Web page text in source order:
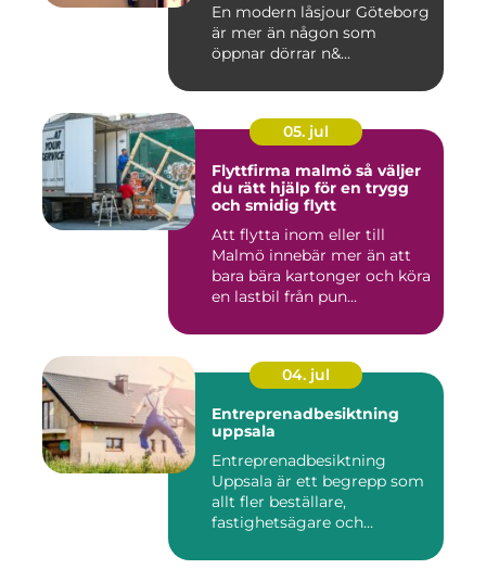
En modern låsjour Göteborg
är mer än någon som
öppnar dörrar n&...
05. jul
Flyttfirma malmö så väljer
du rätt hjälp för en trygg
och smidig flytt
Att flytta inom eller till
Malmö innebär mer än att
bara bära kartonger och köra
en lastbil från pun...
04. jul
Entreprenadbesiktning
uppsala
Entreprenadbesiktning
Uppsala är ett begrepp som
allt fler beställare,
fastighetsägare och